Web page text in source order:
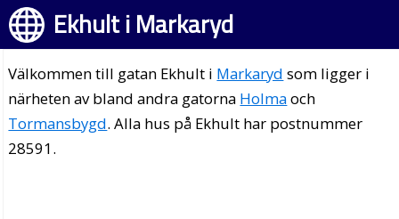
Ekhult i Markaryd
Välkommen till gatan Ekhult i Markaryd som ligger i
närheten av bland andra gatorna Holmaoch
Tormansbygd. Alla hus på Ekhult har postnummer
28591.